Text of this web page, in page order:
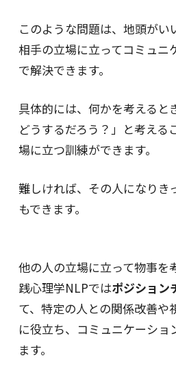
このような問題は、地頭がい
相手の立場に立ってコミュニ
で解決できます。
具体的には、何かを考えると
どうするだろう？」と考える
場に立つ訓練ができます。
難しければ、その人になりき
もできます。
他の人の立場に立って物事を
践心理学NLPではポジション
て、特定の人との関係改善や
に役立ち、コミュニケーショ
ます。